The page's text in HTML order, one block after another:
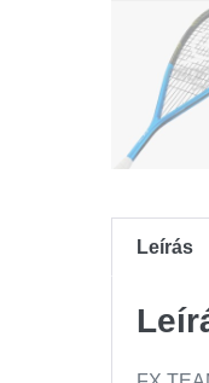
Leírás